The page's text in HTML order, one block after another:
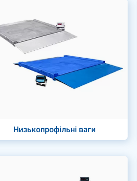
Низькопрофільні ваги